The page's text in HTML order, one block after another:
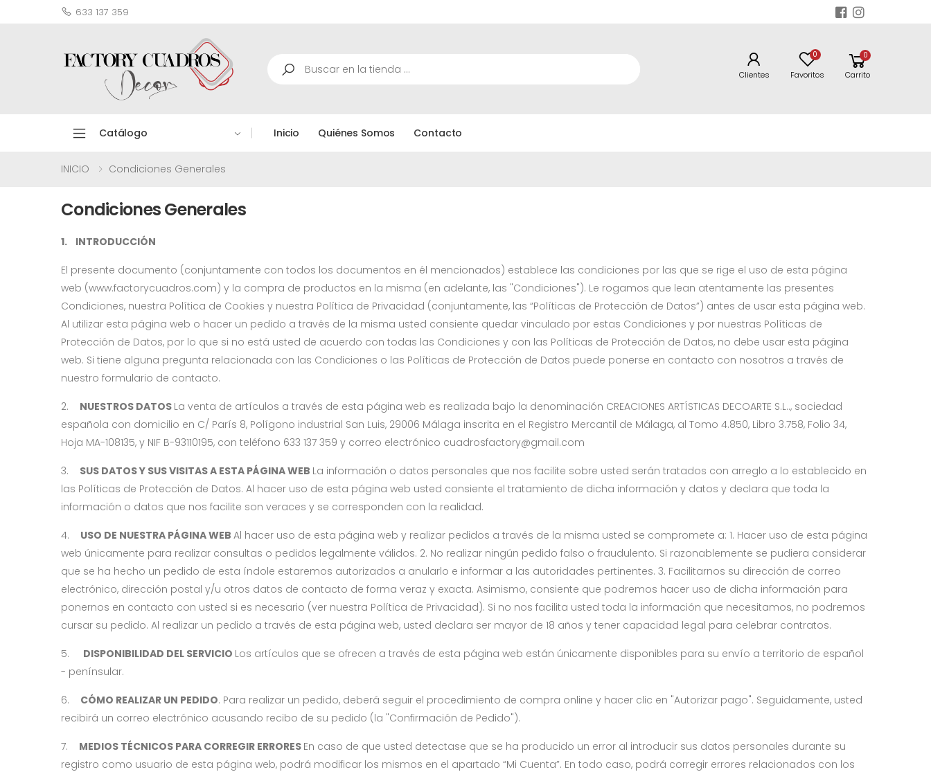
633 137 359
Clientes
0
Favoritos
0
Carrito
Catálogo Inicio Quiénes Somos Contacto
INICIO Condiciones Generales
Condiciones Generales
1. INTRODUCCIÓN
El presente documento (conjuntamente con todos los documentos en él mencionados) establece las condiciones por las que se rige el uso de esta página
web (www.factorycuadros.com) y la compra de productos en la misma (en adelante, las "Condiciones"). Le rogamos que lean atentamente las presentes
Condiciones, nuestra Política de Cookies y nuestra Política de Privacidad (conjuntamente, las “Políticas de Protección de Datos”) antes de usar esta página web.
Al utilizar esta página web o hacer un pedido a través de la misma usted consiente quedar vinculado por estas Condiciones y por nuestras Políticas de
Protección de Datos, por lo que si no está usted de acuerdo con todas las Condiciones y con las Políticas de Protección de Datos, no debe usar esta página
web. Si tiene alguna pregunta relacionada con las Condiciones o las Políticas de Protección de Datos puede ponerse en contacto con nosotros a través de
nuestro formulario de contacto.
2. NUESTROS DATOS La venta de artículos a través de esta página web es realizada bajo la denominación CREACIONES ARTÍSTICAS DECOARTE S.L.., sociedad
española con domicilio en C/ París 8, Polígono industrial San Luis, 29006 Málaga inscrita en el Registro Mercantil de Málaga, al Tomo 4.850, Libro 3.758, Folio 34,
Hoja MA-108135, y NIF B-93110195, con teléfono 633 137 359 y correo electrónico cuadrosfactory@gmail.com
3. SUS DATOS Y SUS VISITAS A ESTA PÁGINA WEB La información o datos personales que nos facilite sobre usted serán tratados con arreglo a lo establecido en
las Políticas de Protección de Datos. Al hacer uso de esta página web usted consiente el tratamiento de dicha información y datos y declara que toda la
información o datos que nos facilite son veraces y se corresponden con la realidad.
4. USO DE NUESTRA PÁGINA WEB Al hacer uso de esta página web y realizar pedidos a través de la misma usted se compromete a: 1. Hacer uso de esta página
web únicamente para realizar consultas o pedidos legalmente válidos. 2. No realizar ningún pedido falso o fraudulento. Si razonablemente se pudiera considerar
que se ha hecho un pedido de esta índole estaremos autorizados a anularlo e informar a las autoridades pertinentes. 3. Facilitarnos su dirección de correo
electrónico, dirección postal y/u otros datos de contacto de forma veraz y exacta. Asimismo, consiente que podremos hacer uso de dicha información para
ponernos en contacto con usted si es necesario (ver nuestra Política de Privacidad). Si no nos facilita usted toda la información que necesitamos, no podremos
cursar su pedido. Al realizar un pedido a través de esta página web, usted declara ser mayor de 18 años y tener capacidad legal para celebrar contratos.
5. DISPONIBILIDAD DEL SERVICIO Los artículos que se ofrecen a través de esta página web están únicamente disponibles para su envío a territorio de español
- penínsular.
6. CÓMO REALIZAR UN PEDIDO. Para realizar un pedido, deberá seguir el procedimiento de compra online y hacer clic en "Autorizar pago". Seguidamente, usted
recibirá un correo electrónico acusando recibo de su pedido (la "Confirmación de Pedido").
7. MEDIOS TÉCNICOS PARA CORREGIR ERRORES En caso de que usted detectase que se ha producido un error al introducir sus datos personales durante su
registro como usuario de esta página web, podrá modificar los mismos en el apartado “Mi Cuenta”. En todo caso, podrá corregir errores relacionados con los